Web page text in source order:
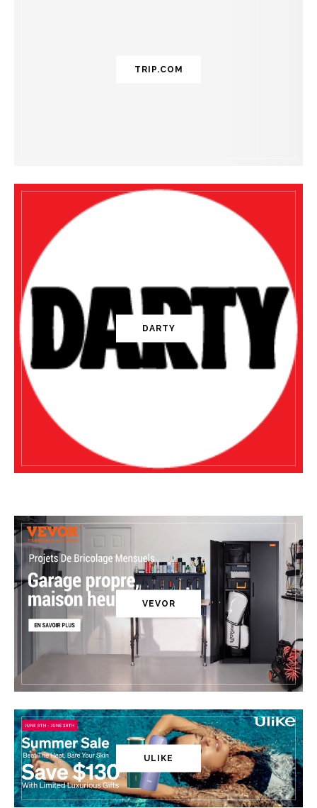
TRIP.COM
DARTY
VEVOR
ULIKE